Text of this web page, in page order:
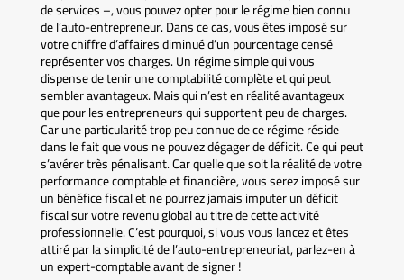
de services –, vous pouvez opter pour le régime bien connu
de l’auto-entrepreneur. Dans ce cas, vous êtes imposé sur
votre chiffre d’affaires diminué d’un pourcentage censé
représenter vos charges. Un régime simple qui vous
dispense de tenir une comptabilité complète et qui peut
sembler avantageux. Mais qui n’est en réalité avantageux
que pour les entrepreneurs qui supportent peu de charges.
Car une particularité trop peu connue de ce régime réside
dans le fait que vous ne pouvez dégager de déficit. Ce qui peut
s’avérer très pénalisant. Car quelle que soit la réalité de votre
performance comptable et financière, vous serez imposé sur
un bénéfice fiscal et ne pourrez jamais imputer un déficit
fiscal sur votre revenu global au titre de cette activité
professionnelle. C’est pourquoi, si vous vous lancez et êtes
attiré par la simplicité de l’auto-entrepreneuriat, parlez-en à
un expert-comptable avant de signer !